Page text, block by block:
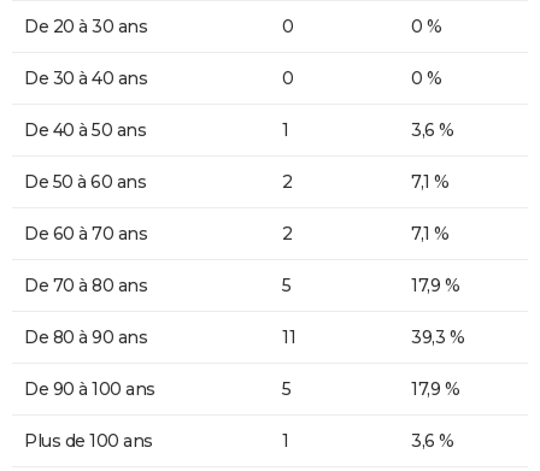
De 20 à 30 ans 0 0 %
De 30 à 40 ans 0 0 %
De 40 à 50 ans 1 3,6 %
De 50 à 60 ans 2 7,1 %
De 60 à 70 ans 2 7,1 %
De 70 à 80 ans 5 17,9 %
De 80 à 90 ans 11 39,3 %
De 90 à 100 ans 5 17,9 %
Plus de 100 ans 1 3,6 %